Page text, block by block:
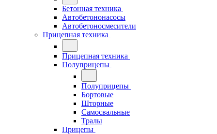
Бетонная техника
Автобетононасосы
Автобетоносмесители
Прицепная техника
Прицепная техника
Полуприцепы
Полуприцепы
Бортовые
Шторные
Самосвальные
Тралы
Прицепы